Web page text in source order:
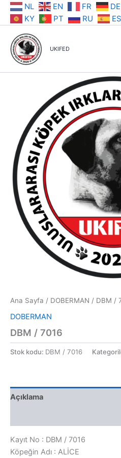
İçeriğe NL EN FR DE
KY
PT RU ES
UKIFED
Ana Sayfa / DOBERMAN / DBM /
DOBERMAN
DBM / 7016
Stok kodu: DBM / 7016
Açıklama
Kayıt No : DBM / 7016
Köpeğin Adı : ALİCE